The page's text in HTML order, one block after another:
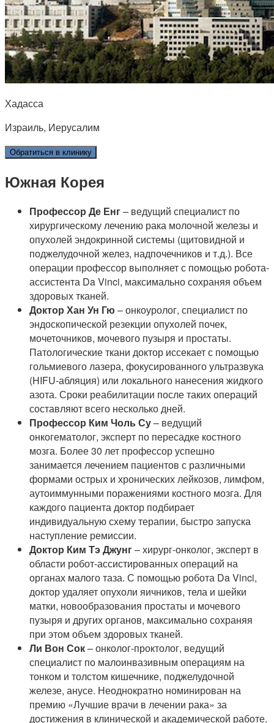
Хадасса
Израиль, Иерусалим
Обратиться в клинику
Южная Корея
Профессор Де Енг– ведущий специалист по
хирургическому лечению рака молочной железы и
опухолей эндокринной системы (щитовидной и
поджелудочной желез, надпочечников и т.д.). Все
операции профессор выполняет с помощью робота-
ассистента Da Vinci, максимально сохраняя объем
здоровых тканей.
Доктор Хан Ун Гю – онкоуролог, специалист по
эндоскопической резекции опухолей почек,
мочеточников, мочевого пузыря и простаты.
Патологические ткани доктор иссекает с помощью
гольмиевого лазера, фокусированного ультразвука
(HIFU-абляция) или локального нанесения жидкого
азота. Сроки реабилитации после таких операций
составляют всего несколько дней.
Профессор Ким Чоль Су– ведущий
онкогематолог, эксперт по пересадке костного
мозга. Более 30 лет профессор успешно
занимается лечением пациентов с различными
формами острых и хронических лейкозов, лимфом,
аутоиммунными поражениями костного мозга. Для
каждого пациента доктор подбирает
индивидуальную схему терапии, быстро запуска
наступление ремиссии.
Доктор Ким Тэ Джунг– хирург-онколог, эксперт в
области робот-ассистированных операций на
органах малого таза. С помощью робота Da Vinci,
доктор удаляет опухоли яичников, тела и шейки
матки, новообразования простаты и мочевого
пузыря и других органов, максимально сохраняя
при этом объем здоровых тканей.
Ли Вон Сок– онколог-проктолог, ведущий
специалист по малоинвазивным операциям на
тонком и толстом кишечнике, поджелудочной
железе, анусе. Неоднократно номинирован на
премию «Лучшие врачи в лечении рака» за
достижения в клинической и академической работе.